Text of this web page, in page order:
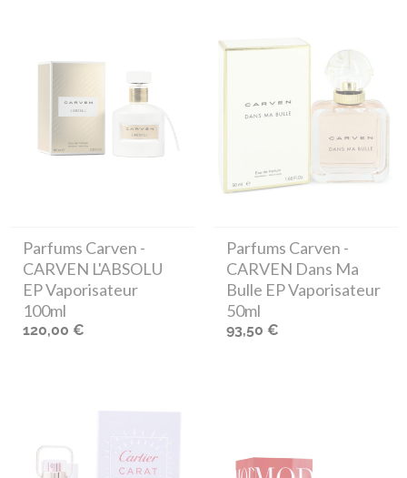
Parfums Carven -
CARVEN L'ABSOLU
EP Vaporisateur
100ml
120,00 €
Parfums Carven -
CARVEN Dans Ma
Bulle EP Vaporisateur
50ml
93,50 €